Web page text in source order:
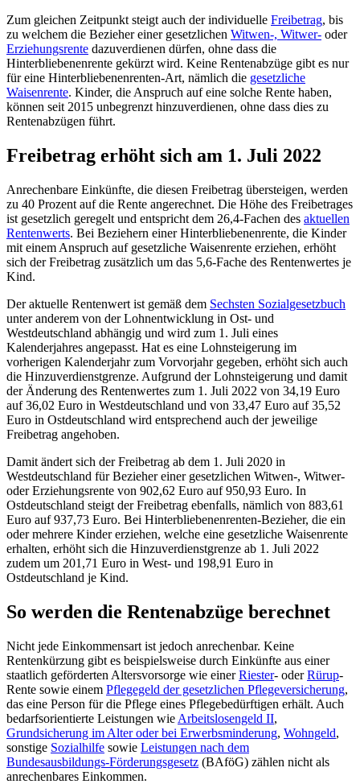
Zum gleichen Zeitpunkt steigt auch der individuelle Freibetrag, bis
zu welchem die Bezieher einer gesetzlichen Witwen-, Witwer- oder
Erziehungsrente dazuverdienen dürfen, ohne dass die
Hinterbliebenenrente gekürzt wird. Keine Rentenabzüge gibt es nur
für eine Hinterbliebenenrenten-Art, nämlich die gesetzliche
Waisenrente. Kinder, die Anspruch auf eine solche Rente haben,
können seit 2015 unbegrenzt hinzuverdienen, ohne dass dies zu
Rentenabzügen führt.
Freibetrag erhöht sich am 1. Juli 2022
Anrechenbare Einkünfte, die diesen Freibetrag übersteigen, werden
zu 40 Prozent auf die Rente angerechnet. Die Höhe des Freibetrages
ist gesetzlich geregelt und entspricht dem 26,4-Fachen des aktuellen
Rentenwerts. Bei Beziehern einer Hinterbliebenenrente, die Kinder
mit einem Anspruch auf gesetzliche Waisenrente erziehen, erhöht
sich der Freibetrag zusätzlich um das 5,6-Fache des Rentenwertes je
Kind.
Der aktuelle Rentenwert ist gemäß dem Sechsten Sozialgesetzbuch
unter anderem von der Lohnentwicklung in Ost- und
Westdeutschland abhängig und wird zum 1. Juli eines
Kalenderjahres angepasst. Hat es eine Lohnsteigerung im
vorherigen Kalenderjahr zum Vorvorjahr gegeben, erhöht sich auch
die Hinzuverdienstgrenze. Aufgrund der Lohnsteigerung und damit
der Änderung des Rentenwertes zum 1. Juli 2022 von 34,19 Euro
auf 36,02 Euro in Westdeutschland und von 33,47 Euro auf 35,52
Euro in Ostdeutschland wird entsprechend auch der jeweilige
Freibetrag angehoben.
Damit ändert sich der Freibetrag ab dem 1. Juli 2020 in
Westdeutschland für Bezieher einer gesetzlichen Witwen-, Witwer-
oder Erziehungsrente von 902,62 Euro auf 950,93 Euro. In
Ostdeutschland steigt der Freibetrag ebenfalls, nämlich von 883,61
Euro auf 937,73 Euro. Bei Hinterbliebenenrenten-Bezieher, die ein
oder mehrere Kinder erziehen, welche eine gesetzliche Waisenrente
erhalten, erhöht sich die Hinzuverdienstgrenze ab 1. Juli 2022
zudem um 201,71 Euro in West- und 198,91 Euro in
Ostdeutschland je Kind.
So werden die Rentenabzüge berechnet
Nicht jede Einkommensart ist jedoch anrechenbar. Keine
Rentenkürzung gibt es beispielsweise durch Einkünfte aus einer
staatlich geförderten Altersvorsorge wie einerRiester- oderRürup-
Rente sowie einem Pflegegeld der gesetzlichen Pflegeversicherung,
das eine Person für die Pflege eines Pflegebedürftigen erhält. Auch
bedarfsorientierte Leistungen wie Arbeitslosengeld II,
Grundsicherung im Alter oder bei Erwerbsminderung, Wohngeld,
sonstige Sozialhilfe sowie Leistungen nach dem
Bundesausbildungs-Förderungsgesetz (BAföG) zählen nicht als
anrechenbares Einkommen.